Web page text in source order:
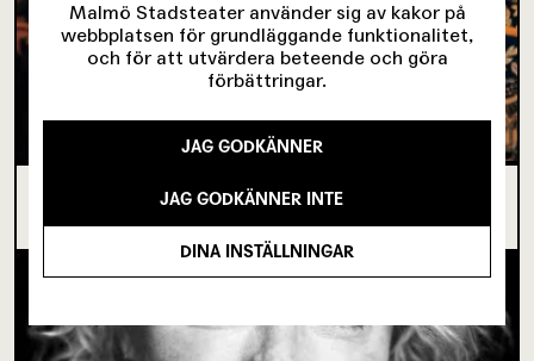
I SPRICKAN MELLAN DET SOM VARIT OCH DET
Malmö Stadsteater använder sig av kakor på
webbplatsen för grundläggande funktionalitet,
och för att utvärdera beteende och göra
förbättringar.
JAG GODKÄNNER
JAG GODKÄNNER INTE
DINA INSTÄLLNINGAR